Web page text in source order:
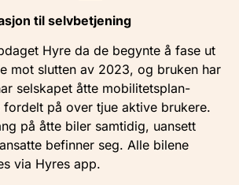
til selvbetjening
Hyre da de begynte å fase ut
mot slutten av 2023, og bruken har
selskapet åtte mobilitetsplan-
fordelt på over tjue aktive brukere.
på åtte biler samtidig, uansett
befinner seg. Alle bilene
via Hyres app.